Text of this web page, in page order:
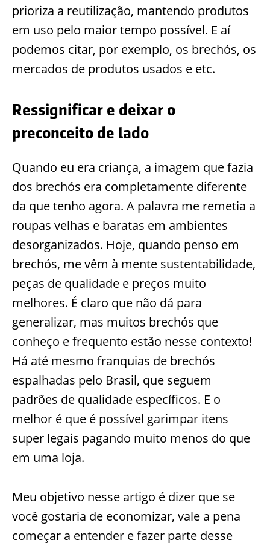
prioriza a reutilização, mantendo produtos
em uso pelo maior tempo possível. E aí
podemos citar, por exemplo, os brechós, os
mercados de produtos usados e etc.
Ressignificar e deixar o
preconceito de lado
Quando eu era criança, a imagem que fazia
dos brechós era completamente diferente
da que tenho agora. A palavra me remetia a
roupas velhas e baratas em ambientes
desorganizados. Hoje, quando penso em
brechós, me vêm à mente sustentabilidade,
peças de qualidade e preços muito
melhores. É claro que não dá para
generalizar, mas muitos brechós que
conheço e frequento estão nesse contexto!
Há até mesmo franquias de brechós
espalhadas pelo Brasil, que seguem
padrões de qualidade específicos. E o
melhor é que é possível garimpar itens
super legais pagando muito menos do que
em uma loja.
Meu objetivo nesse artigo é dizer que se
você gostaria de economizar, vale a pena
começar a entender e fazer parte desse